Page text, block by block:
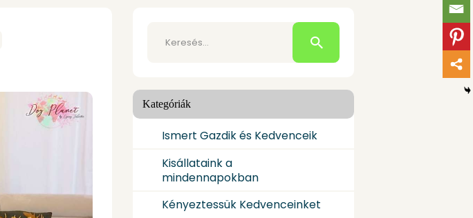
Kategóriák
Ismert Gazdik és Kedvenceik
Kisállataink a
mindennapokban
Kényeztessük Kedvenceinket